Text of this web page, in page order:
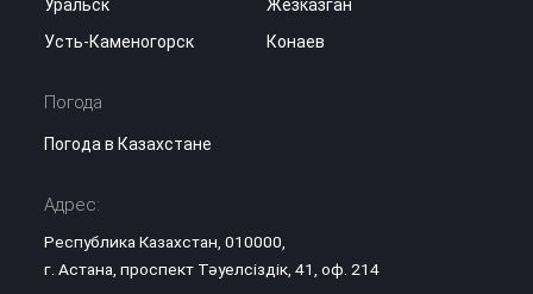
Уральск
Жезказган
Усть-Каменогорск
Конаев
Погода
Погода в Казахстане
Адрес:
Республика Казахстан, 010000,
г. Астана, проспект Тәуелсіздік, 41, оф. 214